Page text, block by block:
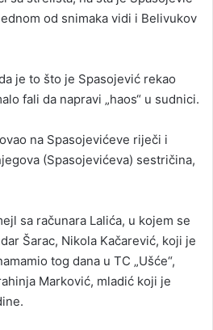
od snimaka vidi i Belivukov
je to što je Spasojević rekao
fali da napravi „haos“ u sudnici.
na Spasojevićeve riječi i
(Spasojevićeva) sestričina,
sa računara Lalića, u kojem se
Šarac, Nikola Kačarević, koji je
tog dana u TC „Ušće“,
Marković, mladić koji je